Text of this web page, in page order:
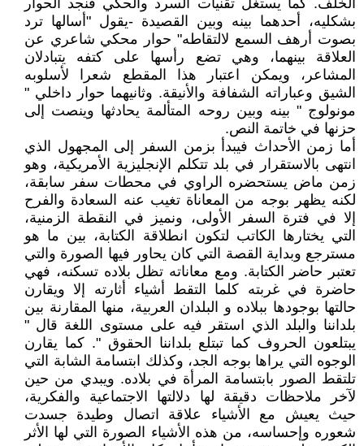
الخلف. كما يستغل تقنيات السرد والحكي فنجد الحوار
بشكليه، أحدهما بينه وبين القصيدة -يقول "أسالها ترد
بصوت أرهف السمع لالتقاطه" حوار محكي شاعري عن
العلاقة بينهما، وهي تضع رأسها على كتفه يتبادلان
المشاعر، ويمكن اعتبار هذا المقطع شعرا لأسلوبه
الشيق وعباراته الشفافة والأنيقة. وثانيهما حوار داخلي "
مونولوج " بينه وبين روحه المتألمة يحادثها وينصت إلى
حزنها في خاتمة النص.
أما زمن الأحداث فيبدأ بزمن السفر إلى المجهول الذي
انتهى بالاستقرار في بلد تتكلم الإنجليزية الأمريكية، وهو
زمن ماض يستحضره الراوي في محطات سفر سابقة،
لكنه يظهر بوجه من المعاناة تغيب عنه السعادة والفرح
إلا في فترة السفر الأولى، ونميز في النقطة الزمنية،
التي يختارها الكاتب لتكون انطلاقة الكتابة، بين ما هو
مسترجع وبداية القصة التي كان يحاور فيها الصورة والتي
تعتبر حاضر الكتابة. ومع معاناته تظل بلاده تسكنه، فهي
حاضرة في غربته كلما التقط أشياء أثارته إلا ويقارن
حالتها بوجودها ببلاده و البلدان العربية، منها المقارنة بين
بلداننا والبلد الذي استقر فيه على مستوى اللغة قال "
يبتلعون الحروف كما تبتلع بلداننا الحقوق ". كما يقارن
الوجوه التي يراها بوجه الجد، وكذلك ابتسامة الشابة التي
تلتقط الصور بابتسامة المرأة في بلاده. ويبدي من حين
لآخر ملاحظات دقيقة لها دلالتها الاجتماعية والفكرية،
حيث يعيش مع الأشياء علاقة اتصال وطيدة جسدت
شعوره وإحساسه، من هذه الأشياء الصورة التي لها الأثر